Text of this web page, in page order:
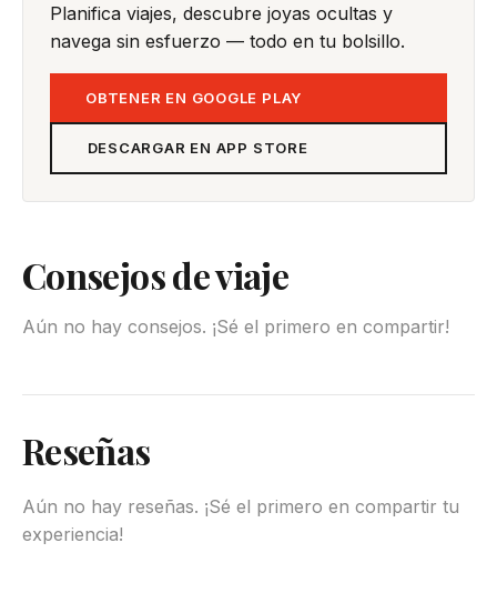
Planifica viajes, descubre joyas ocultas y
navega sin esfuerzo — todo en tu bolsillo.
OBTENER EN GOOGLE PLAY
DESCARGAR EN APP STORE
Consejos de viaje
Aún no hay consejos. ¡Sé el primero en compartir!
Reseñas
Aún no hay reseñas. ¡Sé el primero en compartir tu
experiencia!